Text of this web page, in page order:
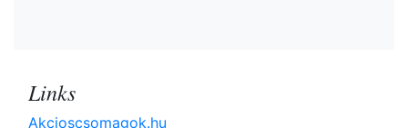
Links
Akcioscsomagok.hu